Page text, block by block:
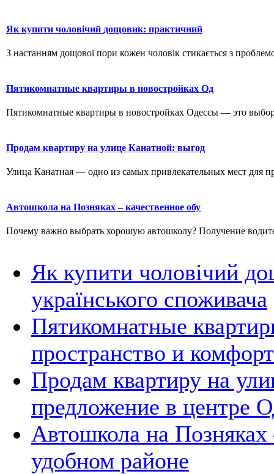
Як купити чоловічий дощовик: практичний
З настанням дощової пори кожен чоловік стикається з
Пятикомнатные квартиры в новостройках Од
Пятикомнатные квартиры в новостройках Одессы — это
Продам квартиру на улице Канатной: выгод
Улица Канатная — одно из самых привлекательных мест для
Автошкола на Позняках – качественное обу
Почему важно выбрать хорошую автошколу? Получение
Як купити чоловічий
українського споживача
Пятикомнатные
пространство и
Продам квартиру на
предложение в центре
Автошкола на Позняках
удобном районе